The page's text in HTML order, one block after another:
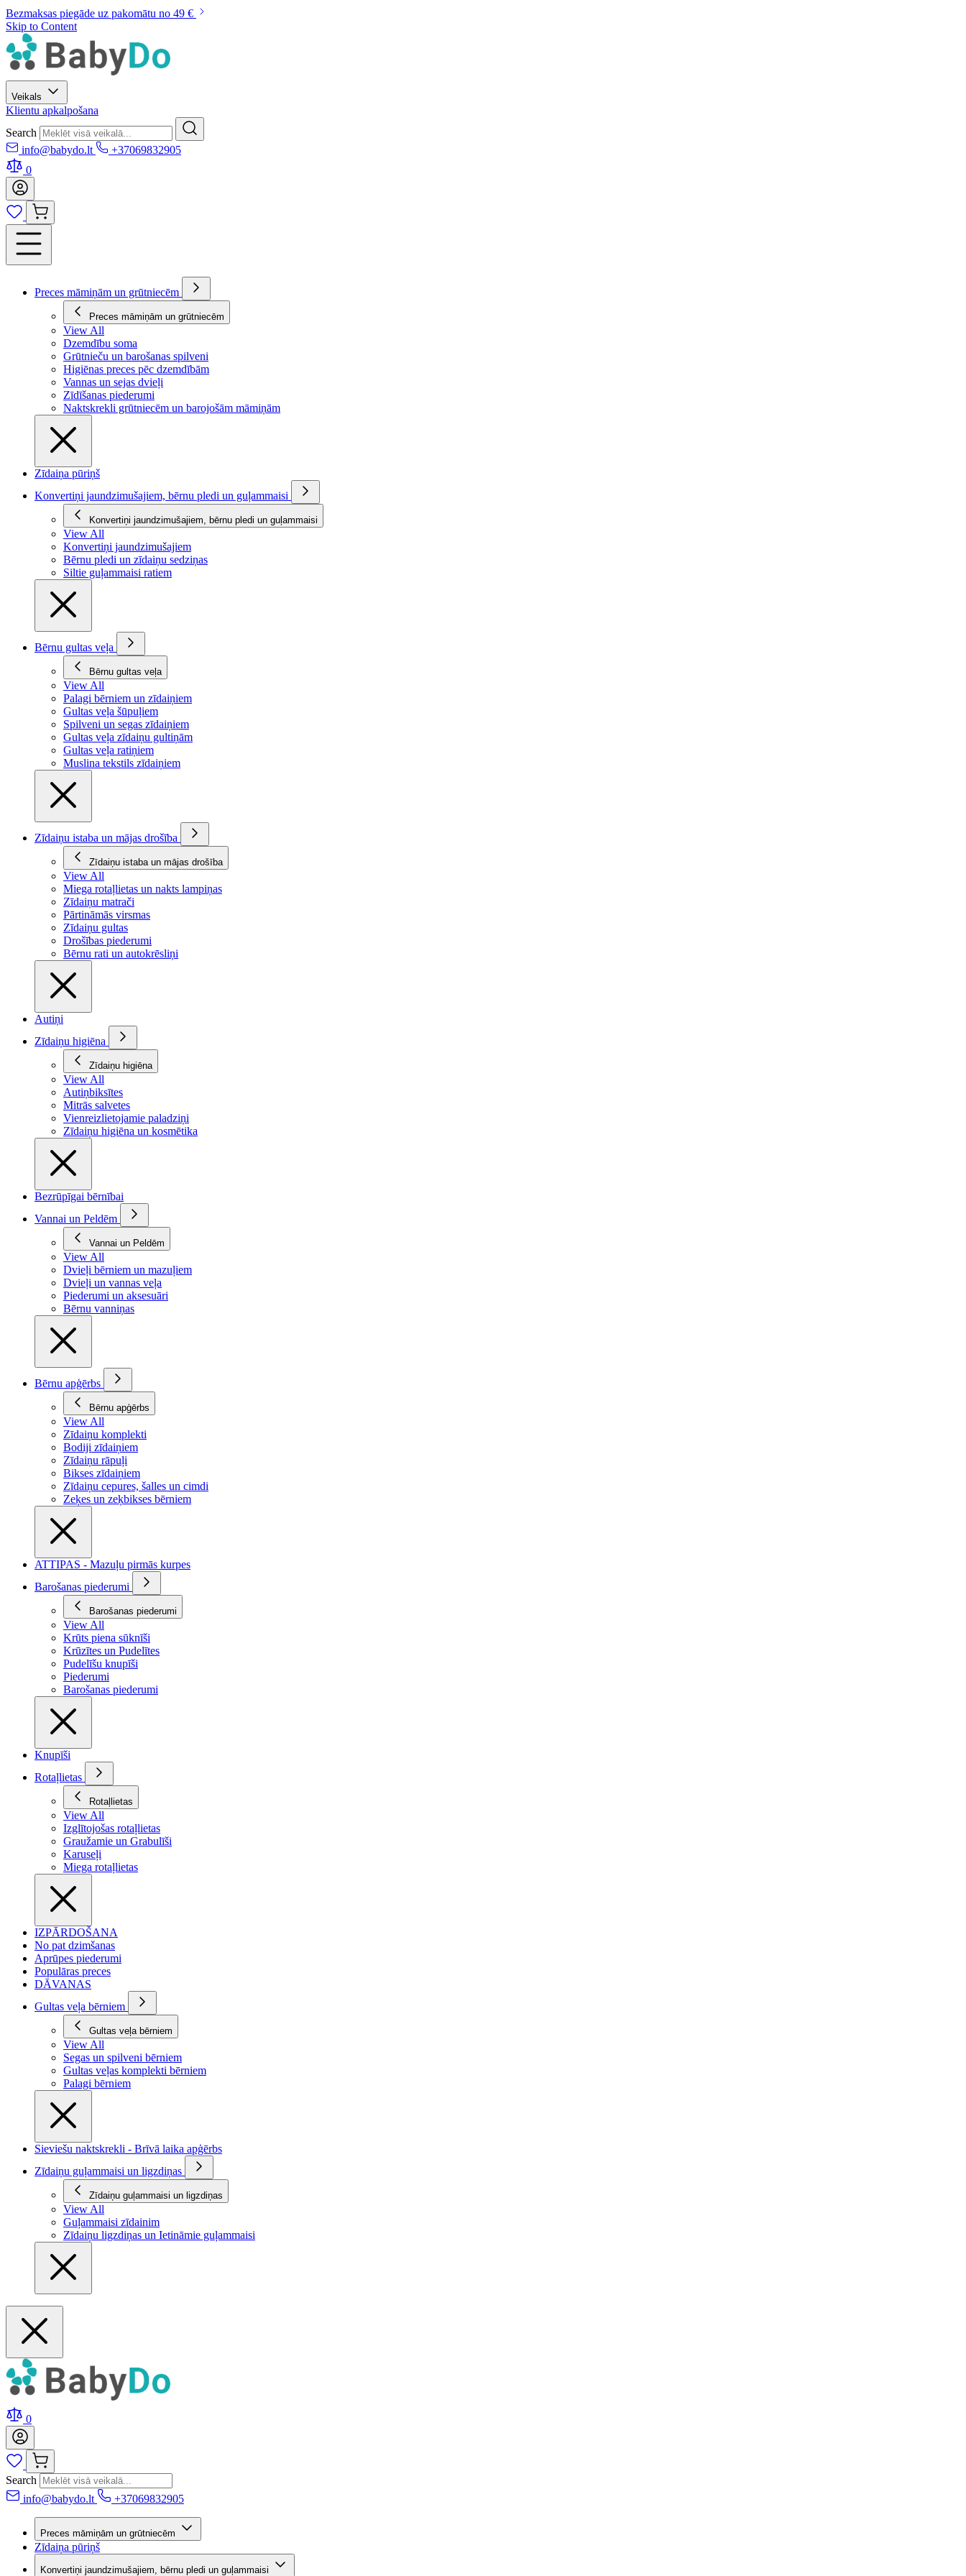
Bezmaksas piegāde uz pakomātu no 49 €
Skip to Content
Veikals
Klientu apkalpošana
Search
info@babydo.lt
+37069832905
0
Preces māmiņām un grūtniecēm
Preces māmiņām un grūtniecēm
View All
Dzemdību soma
Grūtnieču un barošanas spilveni
Higiēnas preces pēc dzemdībām
Vannas un sejas dvieļi
Zīdīšanas piederumi
Naktskrekli grūtniecēm un barojošām māmiņām
Zīdaiņa pūriņš
Konvertiņi jaundzimušajiem, bērnu pledi un guļammaisi
Konvertiņi jaundzimušajiem, bērnu pledi un guļammaisi
View All
Konvertiņi jaundzimušajiem
Bērnu pledi un zīdaiņu sedziņas
Siltie guļammaisi ratiem
Bērnu gultas veļa
Bērnu gultas veļa
View All
Palagi bērniem un zīdaiņiem
Gultas veļa šūpuļiem
Spilveni un segas zīdaiņiem
Gultas veļa zīdaiņu gultiņām
Gultas veļa ratiņiem
Muslina tekstils zīdaiņiem
Zīdaiņu istaba un mājas drošība
Zīdaiņu istaba un mājas drošība
View All
Miega rotaļlietas un nakts lampiņas
Zīdaiņu matrači
Pārtināmās virsmas
Zīdaiņu gultas
Drošības piederumi
Bērnu rati un autokrēsliņi
Autiņi
Zīdaiņu higiēna
Zīdaiņu higiēna
View All
Autiņbiksītes
Mitrās salvetes
Vienreizlietojamie paladziņi
Zīdaiņu higiēna un kosmētika
Bezrūpīgai bērnībai
Vannai un Peldēm
Vannai un Peldēm
View All
Dvieļi bērniem un mazuļiem
Dvieļi un vannas veļa
Piederumi un aksesuāri
Bērnu vanniņas
Bērnu apģērbs
Bērnu apģērbs
View All
Zīdaiņu komplekti
Bodiji zīdaiņiem
Zīdaiņu rāpuļi
Bikses zīdaiņiem
Zīdaiņu cepures, šalles un cimdi
Zeķes un zeķbikses bērniem
ATTIPAS - Mazuļu pirmās kurpes
Barošanas piederumi
Barošanas piederumi
View All
Krūts piena sūknīši
Krūzītes un Pudelītes
Pudelīšu knupīši
Piederumi
Barošanas piederumi
Knupīši
Rotaļlietas
Rotaļlietas
View All
Izglītojošas rotaļlietas
Graužamie un Grabulīši
Karuseļi
Miega rotaļlietas
IZPĀRDOŠANA
No pat dzimšanas
Aprūpes piederumi
Populāras preces
DĀVANAS
Gultas veļa bērniem
Gultas veļa bērniem
View All
Segas un spilveni bērniem
Gultas veļas komplekti bērniem
Palagi bērniem
Sieviešu naktskrekli - Brīvā laika apģērbs
Zīdaiņu guļammaisi un ligzdiņas
Zīdaiņu guļammaisi un ligzdiņas
View All
Guļammaisi zīdainim
Zīdaiņu ligzdiņas un Ietināmie guļammaisi
0
Search
info@babydo.lt
+37069832905
Preces māmiņām un grūtniecēm
Zīdaiņa pūriņš
Konvertiņi jaundzimušajiem, bērnu pledi un guļammaisi